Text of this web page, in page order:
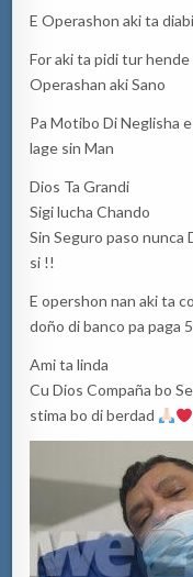
E Operashon aki ta
For aki ta pidi tur
Operashan aki Sano
Pa Motibo Di Neglisha
lage sin Man
Dios Ta Grandi
Sigi lucha Chando
Sin Seguro paso nunca
si !!
E opershon nan aki ta
doño di banco pa paga
Ami ta linda
Cu Dios Compaña bo
stima bo di berdad